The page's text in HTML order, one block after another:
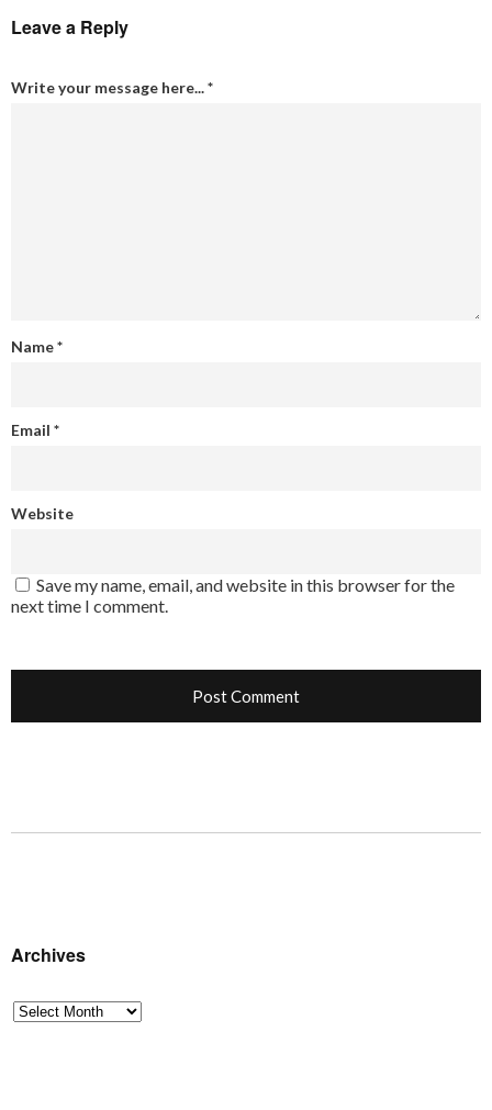
Leave a Reply
Write your message here...*
Name*
Email *
Website
Save my name, email, and website in this browser for the
next time I comment.
Archives
Archives